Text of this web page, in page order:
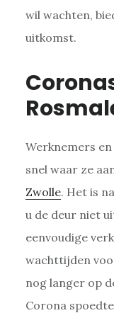
wil wachten,
uitkomst.
Werknemers
snel waar ze
Zwolle. Het is
u de deur niet
eenvoudige
wachttijden
nog langer op
Corona